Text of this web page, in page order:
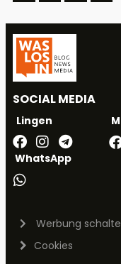
SOCIAL MEDIA
Lingen
WhatsApp
Werbung
Cookies